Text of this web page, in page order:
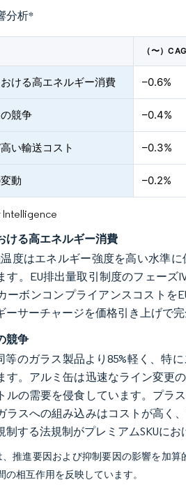
分析*
（〜）
ける高エネルギー消費 –0.6%
競争 –0.4%
い輸送コスト –0.3%
動 –0.2%
ける高エネルギー消費
温度はエネルギー強度を高い水準
す。EU排出量取引制度のフェー
ーボンコンプライアンスコストを
ーサーチャージを価格引き上げで
競争
等のガラス製品より85%軽く、特
す。アルミ缶は迅速なライン変更
ルの需要を侵食しています。プラ
ラスへの組み込みはコストが高く
制する法規制がプレミアムSKUにお
推進要因および抑制要因の影響を加
の相互作用を反映しています。